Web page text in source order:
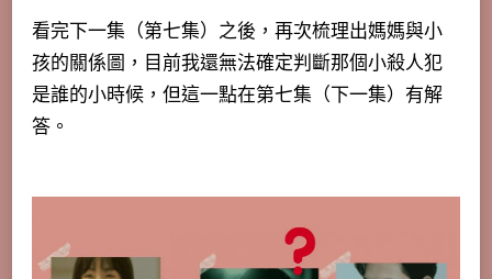
看完下一集（第七集）之後，再次梳理出媽媽與小
孩的關係圖，目前我還無法確定判斷那個小殺人犯
是誰的小時候，但這一點在第七集（下一集）有解
答。